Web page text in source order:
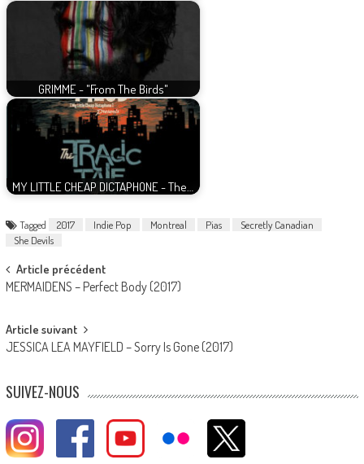
GRIMME - "From The Birds"
MY LITTLE CHEAP DICTAPHONE - The…
Tagged 2017 Indie Pop Montreal Pias
Secretly Canadian
She Devils
Post
navigation
Article précédent
MERMAIDENS – Perfect Body (2017)
Article suivant
JESSICA LEA MAYFIELD – Sorry Is Gone (2017)
SUIVEZ-NOUS